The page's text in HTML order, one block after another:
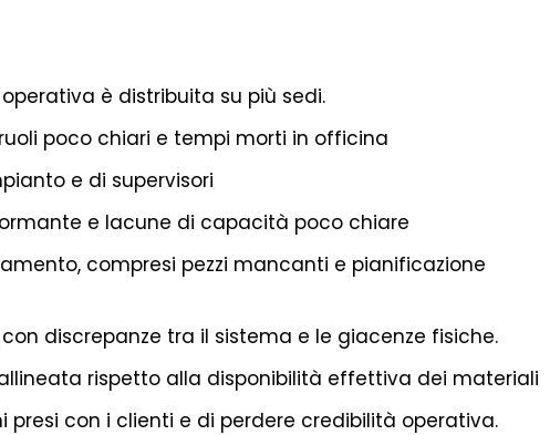
è distribuita su più sedi.
poco chiari e tempi morti in officina
e di supervisori
e lacune di capacità poco chiare
compresi pezzi mancanti e pianificazione
discrepanze tra il sistema e le giacenze fisiche.
rispetto alla disponibilità effettiva dei materiali
presi con i clienti e di perdere credibilità operativa.